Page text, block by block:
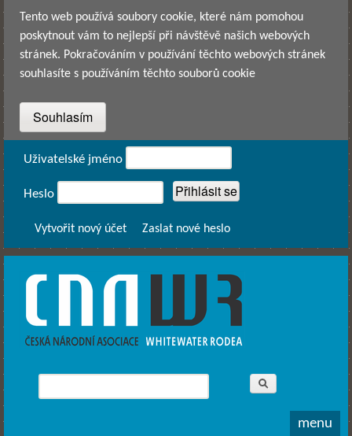
Přejít k hlavnímu obsahu
Tento web používá soubory cookie, které nám pomohou
poskytnout vám to nejlepší při návštěvě našich webových
stránek. Pokračováním v používání těchto webových stránek
souhlasíte s používáním těchto souborů cookie
Přihlášení
Uživatelské jméno
Heslo
Vytvořit nový účet Zaslat nové heslo
CNAWR -
Národní
Asociace
Rodea o.s.
Vyhledávání
menu